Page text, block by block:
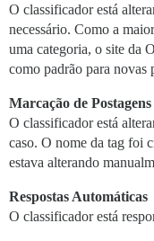
O classificador está
necessário. Como a
uma categoria, o site da
como padrão para novas
Marcação de Postagens
O classificador está
caso. O nome da tag foi
estava alterando
Respostas Automáticas
O classificador está